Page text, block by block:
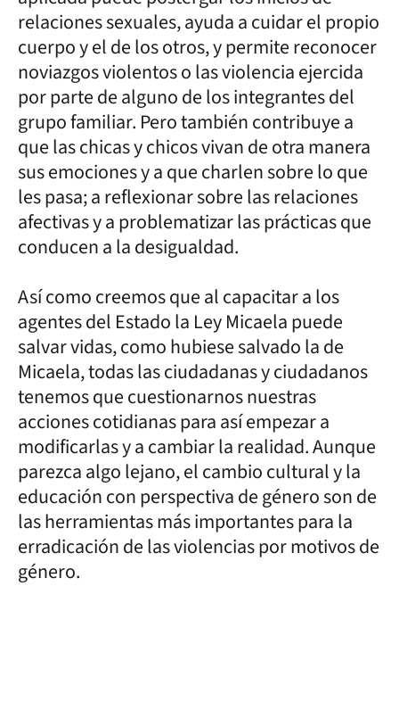
relaciones sexuales, ayuda a cuidar el propio
cuerpo y el de los otros, y permite reconocer
noviazgos violentos o las violencia ejercida
por parte de alguno de los integrantes del
grupo familiar. Pero también contribuye a
que las chicas y chicos vivan de otra manera
sus emociones y a que charlen sobre lo que
les pasa; a reflexionar sobre las relaciones
afectivas y a problematizar las prácticas que
conducen a la desigualdad.
Así como creemos que al capacitar a los
agentes del Estado la Ley Micaela puede
salvar vidas, como hubiese salvado la de
Micaela, todas las ciudadanas y ciudadanos
tenemos que cuestionarnos nuestras
acciones cotidianas para así empezar a
modificarlas y a cambiar la realidad. Aunque
parezca algo lejano, el cambio cultural y la
educación con perspectiva de género son de
las herramientas más importantes para la
erradicación de las violencias por motivos de
género.